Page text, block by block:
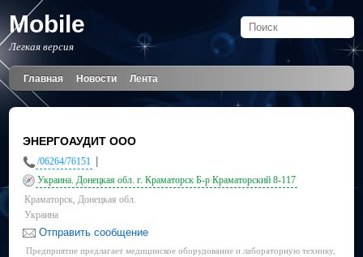
Mobile
Легкая версия
Главная Новости Лента
ЭНЕРГОАУДИТ ООО
/06264/76151
Украина. Донецкая обл. г. Краматорск Б-р Краматорский 8-117
Краматорск, Донецкая обл.
Украина
Отправить сообщение
Предприятие предлагает медицинское оборудование и лабораторную технику,